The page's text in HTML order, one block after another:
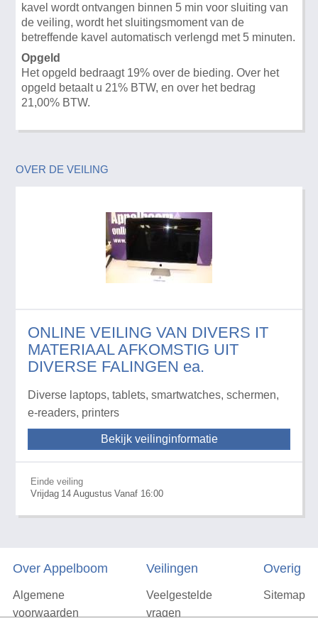
kavel wordt ontvangen binnen 5 min voor sluiting van
de veiling, wordt het sluitingsmoment van de
betreffende kavel automatisch verlengd met 5 minuten.
Opgeld
Het opgeld bedraagt 19% over de bieding. Over het
opgeld betaalt u 21% BTW, en over het bedrag
21,00% BTW.
OVER DE VEILING
ONLINE VEILING VAN DIVERS IT
MATERIAAL AFKOMSTIG UIT
DIVERSE FALINGEN ea.
Diverse laptops, tablets, smartwatches, schermen,
e-readers, printers
Bekijk veilinginformatie
Einde veiling
Vrijdag 14 Augustus Vanaf 16:00
Over Appelboom
Algemene
voorwaarden
Veilingen
Veelgestelde
vragen
Overig
Sitemap